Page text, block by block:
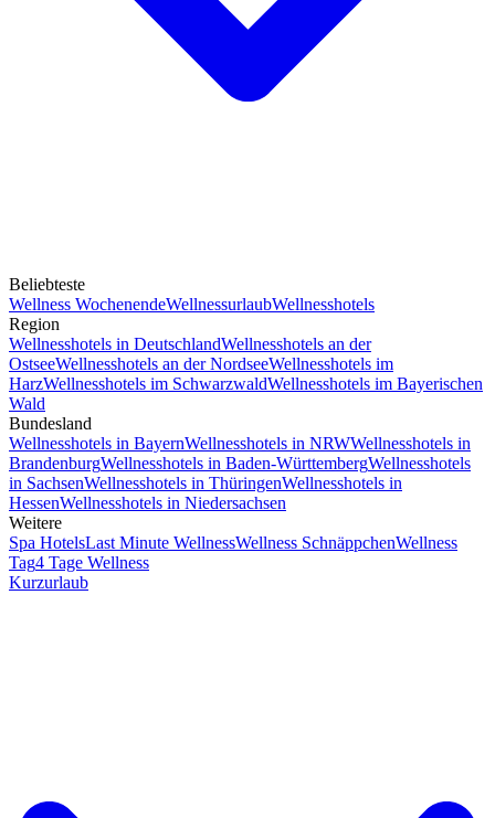
Beliebteste
Wellness WochenendeWellnessurlaubWellnesshotels
Region
Wellnesshotels in DeutschlandWellnesshotels an der
OstseeWellnesshotels an der NordseeWellnesshotels im
HarzWellnesshotels im SchwarzwaldWellnesshotels im Bayerischen
Wald
Bundesland
Wellnesshotels in BayernWellnesshotels in NRWWellnesshotels in
BrandenburgWellnesshotels in Baden-WürttembergWellnesshotels
in SachsenWellnesshotels in ThüringenWellnesshotels in
HessenWellnesshotels in Niedersachsen
Weitere
Spa HotelsLast Minute WellnessWellness SchnäppchenWellness
Tag4 Tage Wellness
Kurzurlaub